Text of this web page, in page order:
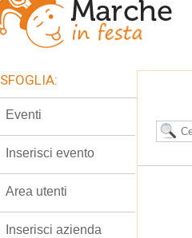
SFOGLIA:
Eventi
Inserisci evento
Area utenti
Inserisci azienda